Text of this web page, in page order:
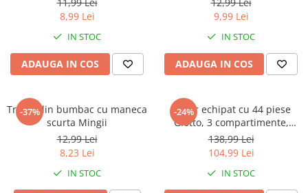
Wonder Woman
The Grinch
FLAMINGO
Incaltaminte fete
Ghete si cizme fete
Pantofi fete
Pantofi sport fete
8,99 Lei
IN STOC
ADAUGA IN COS
9,99 Lei
IN STOC
ADAUGA IN COS
-37%
Tricou din bumbac cu maneca
scurta Mingii
12,99 Lei
8,23 Lei
IN STOC
-24%
Penar echipat cu 44 piese
Giotto, 3 compartimente,
Hello Kitty
138,99 Lei
104,99 Lei
IN STOC